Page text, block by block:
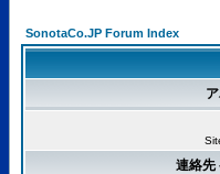
SonotaCo.JP Forum Index
連絡先